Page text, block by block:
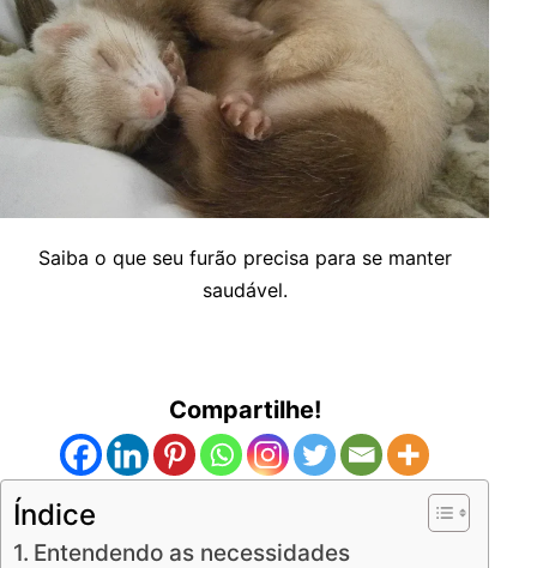
Saiba o que seu furão precisa para se manter
saudável.
Compartilhe!
Índice
Entendendo as necessidades